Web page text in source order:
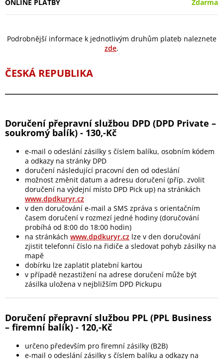
ONLINE PLATBY Zdarma
Podrobnější informace k jednotlivým druhům plateb naleznete
zde.
ČESKÁ REPUBLIKA
Doručení přepravní službou DPD (DPD Private –
soukromý balík) - 130,-Kč
e-mail o odeslání zásilky s číslem balíku, osobním kódem
a odkazy na stránky DPD
doručení následující pracovní den od odeslání
možnost změnit datum a adresu doručení (příp. zvolit
doručení na výdejní místo DPD Pick up) na stránkách
www.dpdkuryr.cz
v den doručování e-mail a SMS zpráva s orientačním
časem doručení v rozmezí jedné hodiny (doručování
probíhá od 8:00 do 18:00 hodin)
na stránkách www.dpdkuryr.cz lze v den doručování
zjistit telefonní číslo na řidiče a sledovat pohyb zásilky na
mapě
dobírku lze zaplatit platební kartou
v případě nezastižení na adrese doručení může být
zásilka uložena v nejbližším DPD Pickupu
Doručení přepravní službou PPL (PPL Business
– firemní balík) - 120,-Kč
určeno především pro firemní zásilky (B2B)
e-mail o odeslání zásilky s číslem balíku a odkazy na